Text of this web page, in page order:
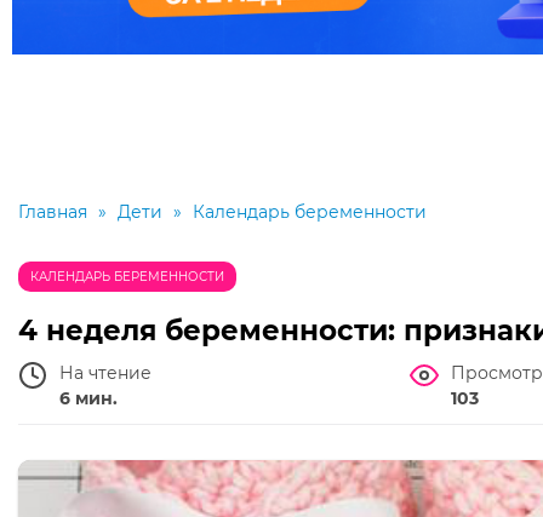
Главная » Дети » Календарь беременности
КАЛЕНДАРЬ БЕРЕМЕННОСТИ
4 неделя беременности:
На чтение
6 мин.
103